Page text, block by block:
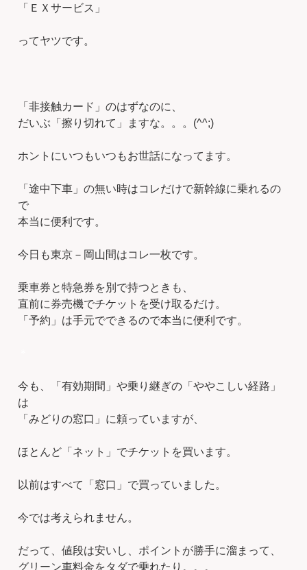
「ＥＸサービス」
ってヤツです。
「非接触カード」のはずなのに、
だいぶ「擦り切れて」ますな。。。(^^;)
ホントにいつもいつもお世話になってます。
「途中下車」の無い時はコレだけで新幹線に乗れるの
で
本当に便利です。
今日も東京－岡山間はコレ一枚です。
乗車券と特急券を別で持つときも、
直前に券売機でチケットを受け取るだけ。
「予約」は手元でできるので本当に便利です。
今も、「有効期間」や乗り継ぎの「ややこしい経路」
は
「みどりの窓口」に頼っていますが、
ほとんど「ネット」でチケットを買います。
以前はすべて「窓口」で買っていました。
今では考えられません。
だって、値段は安いし、ポイントが勝手に溜まって、
グリーン車料金をタダで乗れたり。。。